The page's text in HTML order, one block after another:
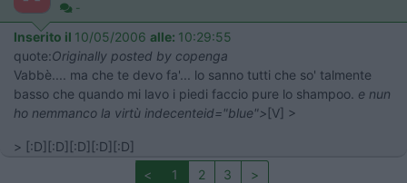
-
Inserito il 10/05/2006 alle: 10:29:55
quote:Originally posted by copenga
Vabbè.... ma che te devo fa'... lo sanno tutti che so' talmente
basso che quando mi lavo i piedi faccio pure lo shampoo. e nun
ho nemmanco la virtù indecenteid="blue"> [V] >
> [:D][:D][:D][:D][:D]
<
1 2 3 >